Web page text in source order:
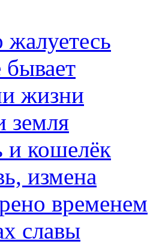
жалуетесь
бывает
жизни
земля
кошелёк
измена
временем
славы